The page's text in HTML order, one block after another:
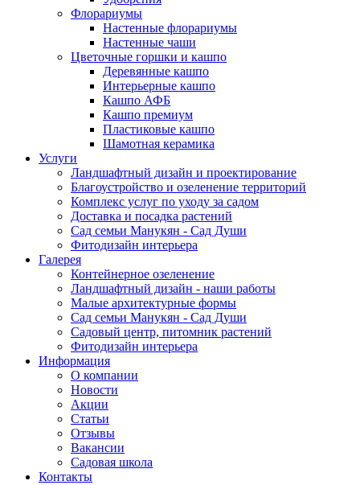
Флорариумы
Настенные флорариумы
Настенные чаши
Цветочные горшки и кашпо
Деревянные кашпо
Интерьерные кашпо
Кашпо АФБ
Кашпо премиум
Пластиковые кашпо
Шамотная керамика
Услуги
Ландшафтный дизайн и проектирование
Благоустройство и озеленение территорий
Комплекс услуг по уходу за садом
Доставка и посадка растений
Сад семьи Манукян - Сад Души
Фитодизайн интерьера
Галерея
Контейнерное озеленение
Ландшафтный дизайн - наши работы
Малые архитектурные формы
Сад семьи Манукян - Сад Души
Садовый центр, питомник растений
Фитодизайн интерьера
Информация
О компании
Новости
Акции
Статьи
Отзывы
Вакансии
Садовая школа
Контакты